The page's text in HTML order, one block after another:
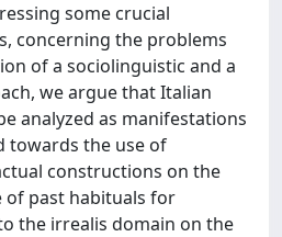
some crucial
concerning the problems
of a sociolinguistic and a
we argue that Italian
analyzed as manifestations
towards the use of
constructions on the
of past habituals for
the irrealis domain on the